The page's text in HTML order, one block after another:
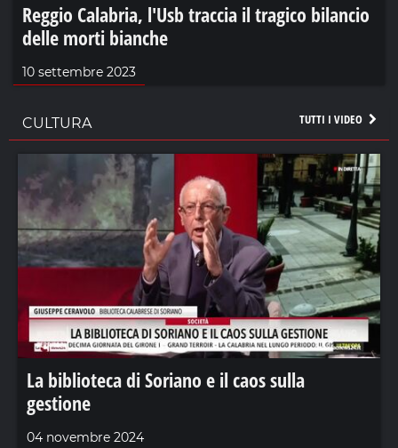
Reggio Calabria, l'Usb traccia il tragico bilancio
delle morti bianche
10 settembre 2023
TUTTI I VIDEO
CULTURA
La biblioteca di Soriano e il caos sulla
gestione
04 novembre 2024